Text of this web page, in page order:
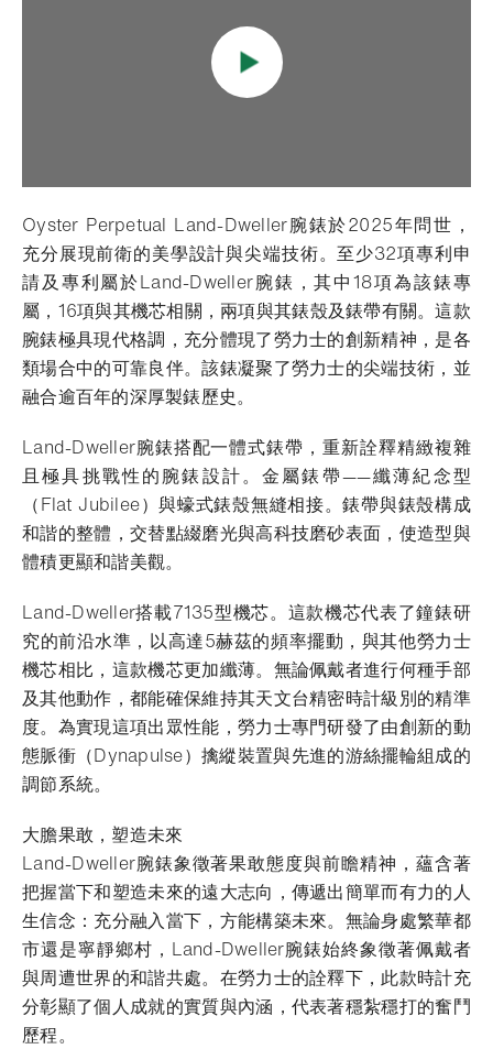
Oyster Perpetual Land-Dweller腕錶於2025年問世，
充分展現前衛的美學設計與尖端技術。至少32項專利申
請及專利屬於Land-Dweller腕錶，其中18項為該錶專
屬，16項與其機芯相關，兩項與其錶殼及錶帶有關。這款
腕錶極具現代格調，充分體現了勞力士的創新精神，是各
類場合中的可靠良伴。該錶凝聚了勞力士的尖端技術，並
融合逾百年的深厚製錶歷史。
Land-Dweller腕錶搭配一體式錶帶，重新詮釋精緻複雜
且極具挑戰性的腕錶設計。金屬錶帶——纖薄紀念型
（Flat Jubilee）與蠔式錶殼無縫相接。錶帶與錶殼構成
和諧的整體，交替點綴磨光與高科技磨砂表面，使造型與
體積更顯和諧美觀。
Land-Dweller搭載7135型機芯。這款機芯代表了鐘錶研
究的前沿水準，以高達5赫茲的頻率擺動，與其他勞力士
機芯相比，這款機芯更加纖薄。無論佩戴者進行何種手部
及其他動作，都能確保維持其天文台精密時計級別的精準
度。為實現這項出眾性能，勞力士專門研發了由創新的動
態脈衝（Dynapulse）擒縱裝置與先進的游絲擺輪組成的
調節系統。
大膽果敢，塑造未來
Land-Dweller腕錶象徵著果敢態度與前瞻精神，蘊含著
把握當下和塑造未來的遠大志向，傳遞出簡單而有力的人
生信念：充分融入當下，方能構築未來。無論身處繁華都
市還是寧靜鄉村，Land-Dweller腕錶始終象徵著佩戴者
與周遭世界的和諧共處。在勞力士的詮釋下，此款時計充
分彰顯了個人成就的實質與內涵，代表著穩紮穩打的奮鬥
歷程。